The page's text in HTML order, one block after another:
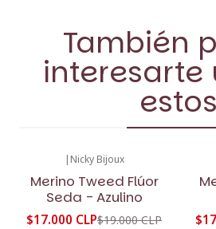
También
interesarte
estos
| Nicky Bijoux
Merino Tweed Flúor
Seda - Azulino
$17.000 CLP$19.000 CLP